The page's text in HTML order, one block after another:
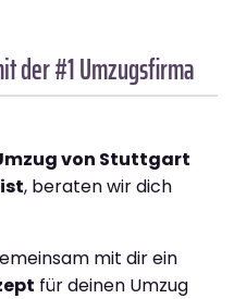
der #1 Umzugsfirma
von Stuttgart
, beraten wir dich
mit dir ein
für deinen Umzug